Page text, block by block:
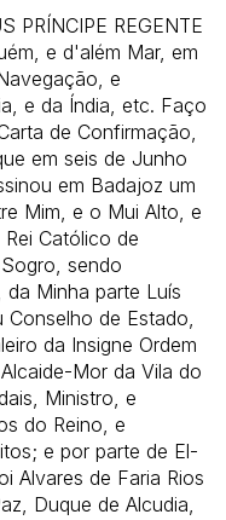
PRÍNCIPE REGENTE
e d'além Mar, em
e
e da Índia, etc. Faço
de Confirmação,
em seis de Junho
em Badajoz um
Mim, e o Mui Alto, e
Católico de
sendo
Minha parte Luís
de Estado,
da Insigne Ordem
Mor da Vila do
Ministro, e
do Reino, e
e por parte de El-
Alvares de Faria Rios
Duque de Alcudia,